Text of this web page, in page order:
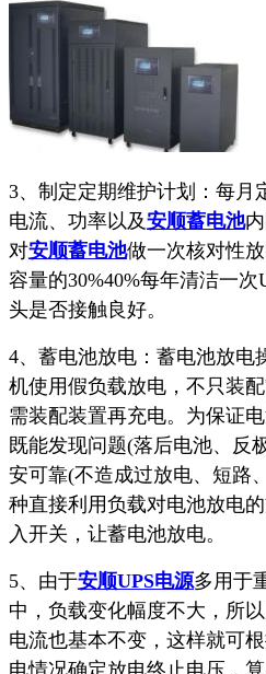
3、制定定期维护计划：每月
电流、功率以及安顺蓄电池
对安顺蓄电池做一次核对性
容量的30%40%每年清洁一
头是否接触良好。
4、蓄电池放电：蓄电池放电
机使用假负载放电，不只装
需装配装置再充电。为保证
既能发现问题(落后电池、反
安可靠(不造成过放电、短路
种直接利用负载对电池放电
入开关，让蓄电池放电。
5、由于安顺UPS电源多用于
中，负载变化幅度不大，所
电流也基本不变，这样就可
电情况确定放电终止电压，